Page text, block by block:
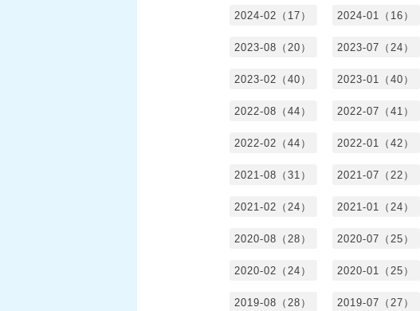
2024-02（17） 2024-01（16）
2023-08（20） 2023-07（24）
2023-02（40） 2023-01（40）
2022-08（44） 2022-07（41）
2022-02（44） 2022-01（42）
2021-08（31） 2021-07（22）
2021-02（24） 2021-01（24）
2020-08（28） 2020-07（25）
2020-02（24） 2020-01（25）
2019-08（28） 2019-07（27）